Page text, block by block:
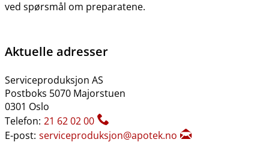
ved spørsmål om preparatene.
Aktuelle adresser
Serviceproduksjon AS
Postboks 5070 Majorstuen
0301 Oslo
Telefon: 21 62 02 00
E-post: serviceproduksjon@apotek.no